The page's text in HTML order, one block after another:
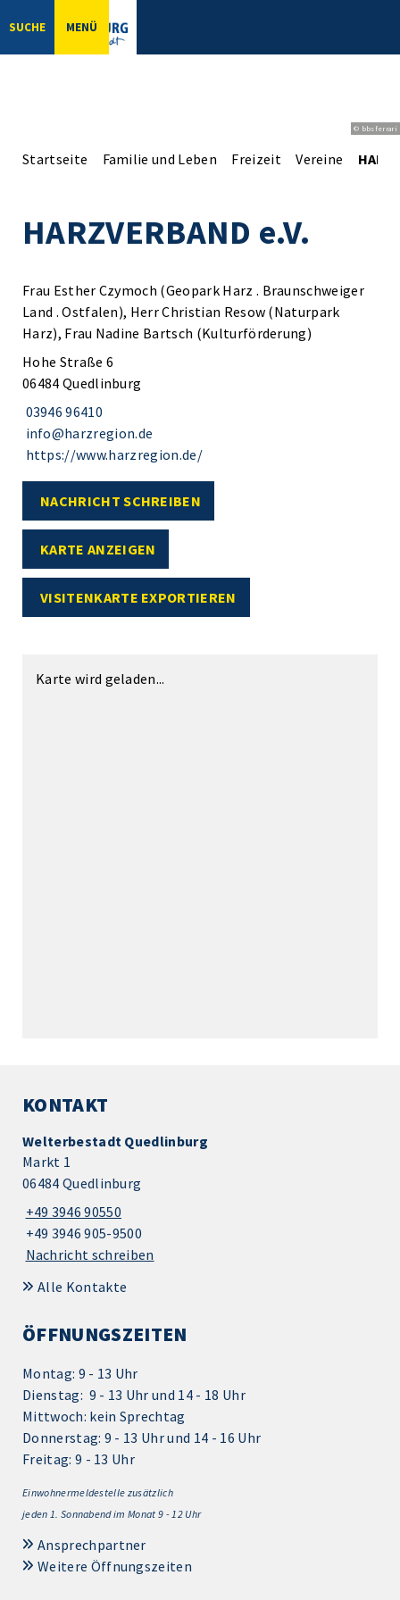
SUCHE MENÜ
© bbsferrari
Startseite Familie und Leben Freizeit Vereine
HARZVERBAND e.V.
Frau Esther Czymoch (Geopark Harz . Braunschweiger
Land . Ostfalen), Herr Christian Resow (Naturpark
Harz), Frau Nadine Bartsch (Kulturförderung)
Hohe Straße 6
06484 Quedlinburg
03946 96410
info@harzregion.de
https://www.harzregion.de/
NACHRICHT SCHREIBEN
KARTE ANZEIGEN
VISITENKARTE EXPORTIEREN
Karte wird geladen...
KONTAKT
Welterbestadt Quedlinburg
Markt 1
06484 Quedlinburg
+49 3946 90550
+49 3946 905-9500
Nachricht schreiben
Alle Kontakte
ÖFFNUNGSZEITEN
Montag: 9 - 13 Uhr
Dienstag: 9 - 13 Uhr und 14 - 18 Uhr
Mittwoch: kein Sprechtag
Donnerstag: 9 - 13 Uhr und 14 - 16 Uhr
Freitag: 9 - 13 Uhr
Einwohnermeldestelle zusätzlich
jeden 1. Sonnabend im Monat 9 - 12 Uhr
Ansprechpartner
Weitere Öffnungszeiten